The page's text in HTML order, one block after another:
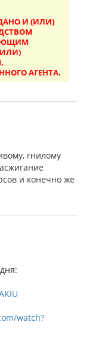
И (ИЛИ)
АГЕНТА.
гнилому
и конечно же
watch?